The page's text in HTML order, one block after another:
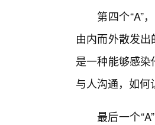
第四个“A”
由内而外散发
是一种能够感
与人沟通，如
最后一个